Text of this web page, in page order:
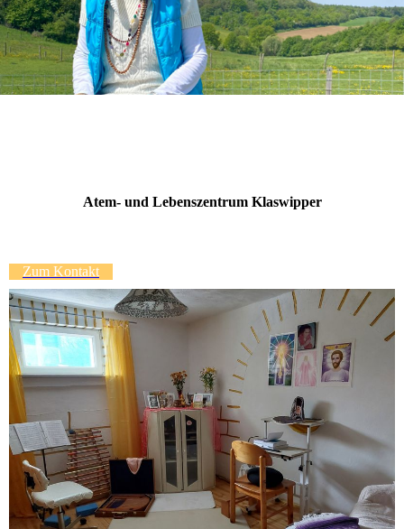
Atem- und Lebenszentrum Klaswipper
Zum Kontakt